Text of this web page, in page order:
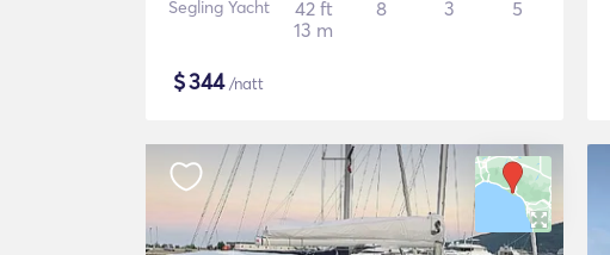
Segling Yacht
42 ft
13 m
8 3 5
$344/natt